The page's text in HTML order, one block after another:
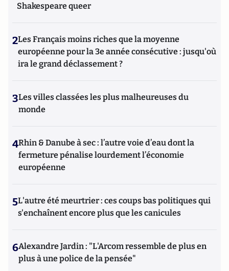
Shakespeare queer
2Les Français moins riches que la moyenne
européenne pour la 3e année consécutive : jusqu'où
ira le grand déclassement ?
3Les villes classées les plus malheureuses du
monde
4Rhin & Danube à sec : l’autre voie d’eau dont la
fermeture pénalise lourdement l’économie
européenne
5L'autre été meurtrier : ces coups bas politiques qui
s'enchaînent encore plus que les canicules
6Alexandre Jardin : "L'Arcom ressemble de plus en
plus à une police de la pensée"